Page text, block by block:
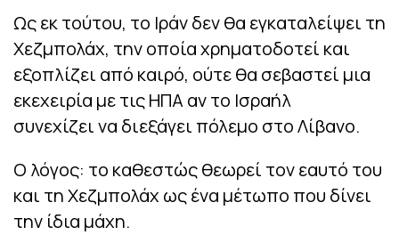
Ως εκ τούτου, το Ιράν δεν θα εγκαταλείψει τη
Χεζμπολάχ, την οποία χρηματοδοτεί και
εξοπλίζει από καιρό, ούτε θα σεβαστεί μια
εκεχειρία με τις ΗΠΑ αν το Ισραήλ
συνεχίζει να διεξάγει πόλεμο στο Λίβανο.
Ο λόγος: το καθεστώς θεωρεί τον εαυτό του
και τη Χεζμπολάχ ως ένα μέτωπο που δίνει
την ίδια μάχη.